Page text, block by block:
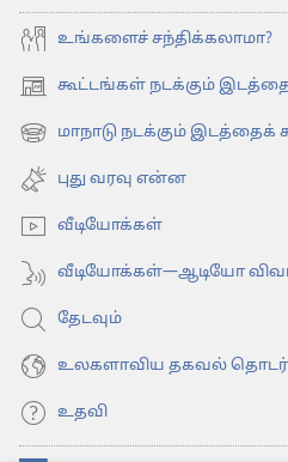
உங்களைச் சந்திக்கலாமா?
கூட்டங்கள் நடக்கும்
(opens
new மாநாடு நடக்கும் இடத்தைக்
(opens
new
window)
புது வரவு என்ன
வீடியோக்கள்
வீடியோக்கள்—ஆடியோ
தேடவும்
உலகளாவிய தகவல்
உதவி